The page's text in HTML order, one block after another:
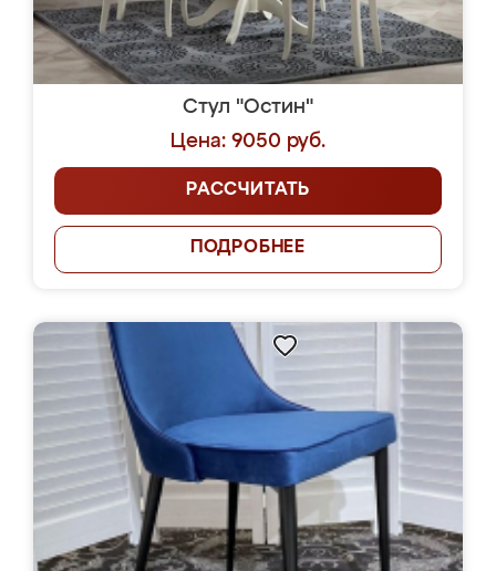
Стул "Остин"
Цена: 9050 руб.
РАССЧИТАТЬ
ПОДРОБНЕЕ